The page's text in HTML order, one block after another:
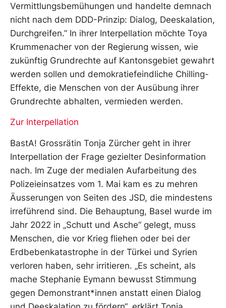
Vermittlungsbemühungen und handelte demnach
nicht nach dem DDD-Prinzip: Dialog, Deeskalation,
Durchgreifen.” In ihrer Interpellation möchte Toya
Krummenacher von der Regierung wissen, wie
zukünftig Grundrechte auf Kantonsgebiet gewahrt
werden sollen und demokratiefeindliche Chilling-
Effekte, die Menschen von der Ausübung ihrer
Grundrechte abhalten, vermieden werden.
Zur Interpellation
BastA! Grossrätin Tonja Zürcher geht in ihrer
Interpellation der Frage gezielter Desinformation
nach. Im Zuge der medialen Aufarbeitung des
Polizeieinsatzes vom 1. Mai kam es zu mehren
Äusserungen von Seiten des JSD, die mindestens
irreführend sind. Die Behauptung, Basel wurde im
Jahr 2022 in „Schutt und Asche“ gelegt, muss
Menschen, die vor Krieg fliehen oder bei der
Erdbebenkatastrophe in der Türkei und Syrien
verloren haben, sehr irritieren. „Es scheint, als
mache Stephanie Eymann bewusst Stimmung
gegen Demonstrant*innen anstatt einen Dialog